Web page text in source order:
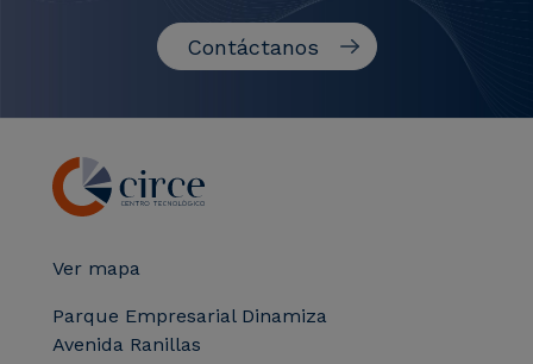
Contáctanos
Ver mapa
Parque Empresarial Dinamiza
Avenida Ranillas